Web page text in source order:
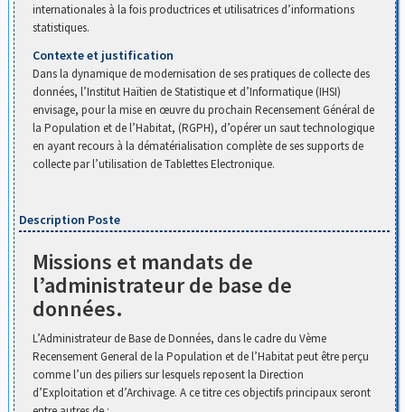
internationales à la fois productrices et utilisatrices d’informations
statistiques.
Contexte et justification
Dans la dynamique de modernisation de ses pratiques de collecte des
données, l’Institut Haïtien de Statistique et d’Informatique (IHSI)
envisage, pour la mise en œuvre du prochain Recensement Général de
la Population et de l’Habitat, (RGPH), d’opérer un saut technologique
en ayant recours à la dématérialisation complète de ses supports de
collecte par l’utilisation de Tablettes Electronique.
Description Poste
Missions et mandats de
l’administrateur de base de
données.
L’Administrateur de Base de Données, dans le cadre du Vème
Recensement General de la Population et de l’Habitat peut être perçu
comme l’un des piliers sur lesquels reposent la Direction
d’Exploitation et d’Archivage. A ce titre ces objectifs principaux seront